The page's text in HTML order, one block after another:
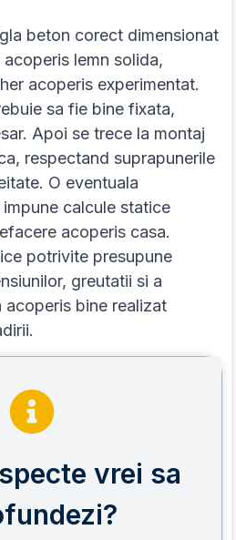
beton corect dimensionat
lemn solida,
acoperis experimentat.
sa fie bine fixata,
Apoi se trece la montaj
respectand suprapunerile
O eventuala
calcule statice
acoperis casa.
potrivite presupune
greutatii si a
bine realizat
vrei sa